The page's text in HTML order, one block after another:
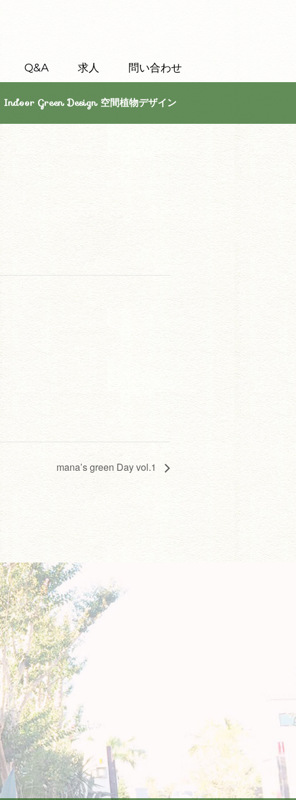
Q&A 求人 問い合わせ
Indoor Green Design 空間植物デザイン
mana’s green Day vol.1